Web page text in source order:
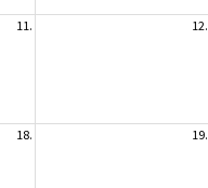
11. 12.
18. 19.